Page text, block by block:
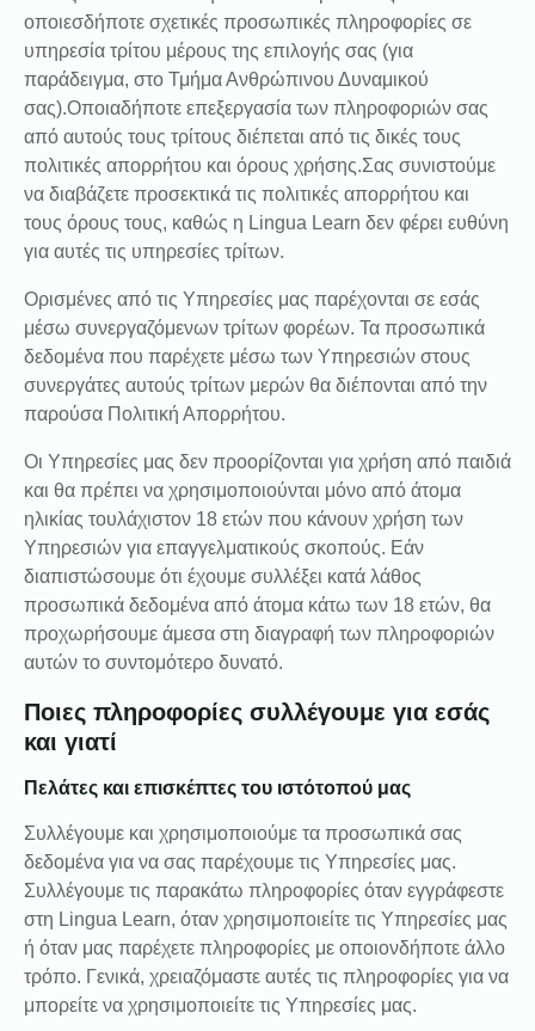
οποιεσδήποτε σχετικές προσωπικές πληροφορίες σε
υπηρεσία τρίτου μέρους της επιλογής σας (για
παράδειγμα, στο Τμήμα Ανθρώπινου Δυναμικού
σας).Οποιαδήποτε επεξεργασία των πληροφοριών σας
από αυτούς τους τρίτους διέπεται από τις δικές τους
πολιτικές απορρήτου και όρους χρήσης.Σας συνιστούμε
να διαβάζετε προσεκτικά τις πολιτικές απορρήτου και
τους όρους τους, καθώς η Lingua Learn δεν φέρει ευθύνη
για αυτές τις υπηρεσίες τρίτων.
Ορισμένες από τις Υπηρεσίες μας παρέχονται σε εσάς
μέσω συνεργαζόμενων τρίτων φορέων. Τα προσωπικά
δεδομένα που παρέχετε μέσω των Υπηρεσιών στους
συνεργάτες αυτούς τρίτων μερών θα διέπονται από την
παρούσα Πολιτική Απορρήτου.
Οι Υπηρεσίες μας δεν προορίζονται για χρήση από παιδιά
και θα πρέπει να χρησιμοποιούνται μόνο από άτομα
ηλικίας τουλάχιστον 18 ετών που κάνουν χρήση των
Υπηρεσιών για επαγγελματικούς σκοπούς. Εάν
διαπιστώσουμε ότι έχουμε συλλέξει κατά λάθος
προσωπικά δεδομένα από άτομα κάτω των 18 ετών, θα
προχωρήσουμε άμεσα στη διαγραφή των πληροφοριών
αυτών το συντομότερο δυνατό.
Ποιες πληροφορίες συλλέγουμε για εσάς
και γιατί
Πελάτες και επισκέπτες του ιστότοπού μας
Συλλέγουμε και χρησιμοποιούμε τα προσωπικά σας
δεδομένα για να σας παρέχουμε τις Υπηρεσίες μας.
Συλλέγουμε τις παρακάτω πληροφορίες όταν εγγράφεστε
στη Lingua Learn, όταν χρησιμοποιείτε τις Υπηρεσίες μας
ή όταν μας παρέχετε πληροφορίες με οποιονδήποτε άλλο
τρόπο. Γενικά, χρειαζόμαστε αυτές τις πληροφορίες για να
μπορείτε να χρησιμοποιείτε τις Υπηρεσίες μας.